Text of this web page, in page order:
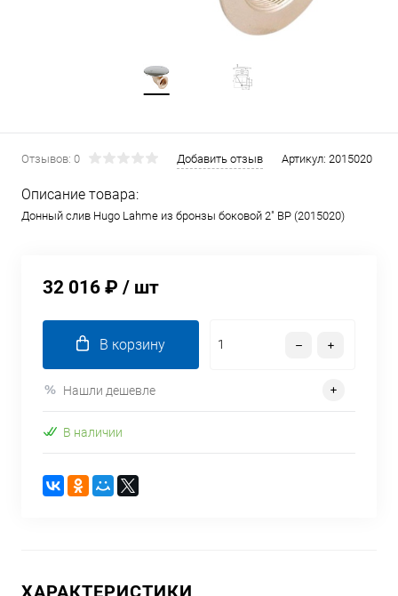
Отзывов: 0 Добавить отзыв Артикул: 2015020
Описание товара:
Донный слив Hugo Lahme из бронзы боковой 2" ВР (2015020)
32 016 ₽ / шт
В корзину
Нашли дешевле
В наличии
ХАРАКТЕРИСТИКИ